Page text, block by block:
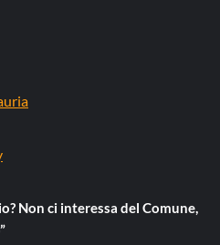
Non ci interessa del Comune,